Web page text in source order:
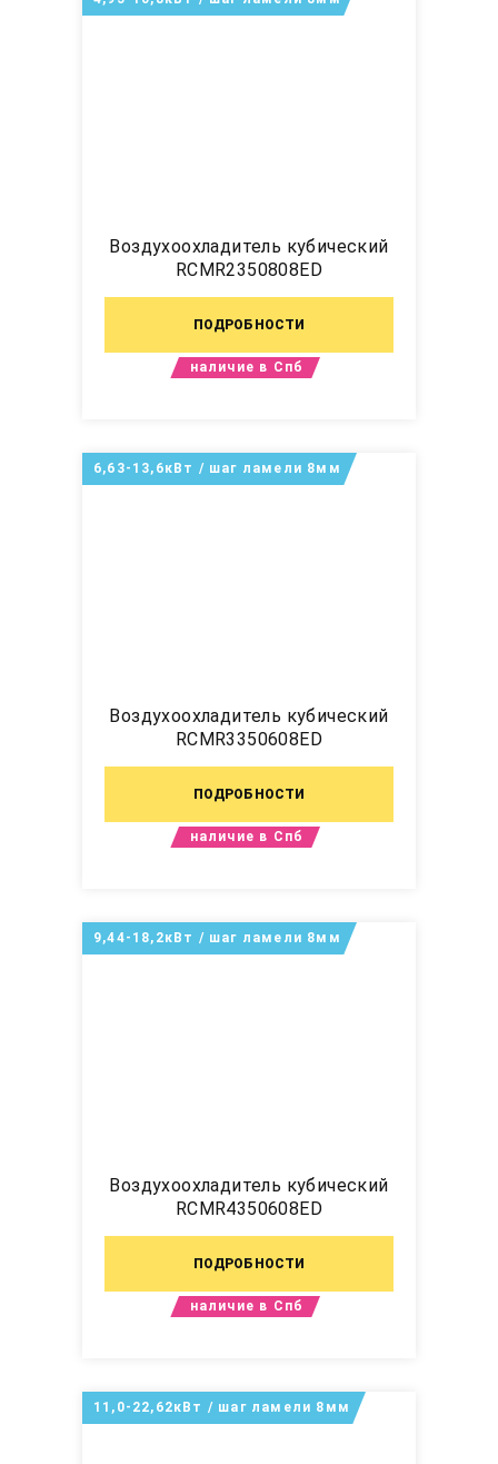
Воздухоохладитель кубический
RCMR2350808ED
ПОДРОБНОСТИ
наличие в Спб
Воздухоохладитель кубический
RCMR3350608ED
ПОДРОБНОСТИ
6,63-13,6кВт / шаг ламели 8мм
наличие в Спб
Воздухоохладитель кубический
RCMR4350608ED
ПОДРОБНОСТИ
9,44-18,2кВт / шаг ламели 8мм
наличие в Спб
11,0-22,62кВт / шаг ламели 8мм